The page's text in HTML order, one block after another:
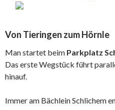
Von Tieringen zum Hörnle
Man startet beim Parkplatz
Das erste Wegstück führt
hinauf.
Immer am Bächlein Schlichem